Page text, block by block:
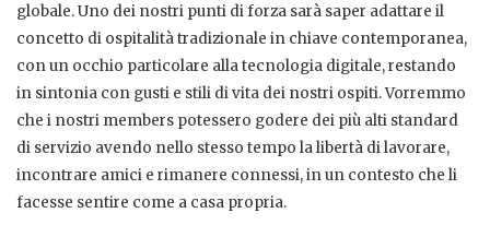
globale. Uno dei nostri punti di forza sarà saper adattare il
concetto di ospitalità tradizionale in chiave contemporanea,
con un occhio particolare alla tecnologia digitale, restando
in sintonia con gusti e stili di vita dei nostri ospiti. Vorremmo
che i nostri members potessero godere dei più alti standard
di servizio avendo nello stesso tempo la libertà di lavorare,
incontrare amici e rimanere connessi, in un contesto che li
facesse sentire come a casa propria.